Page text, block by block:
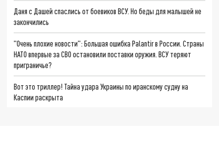
Даня с Дашей спаслись от боевиков ВСУ. Но беды для малышей не
закончились
"Очень плохие новости": Большая ошибка Palantir в России. Страны
НАТО впервые за СВО остановили поставки оружия. ВСУ теряют
приграничье?
Вот это триллер! Тайна удара Украины по иранскому судну на
Каспии раскрыта